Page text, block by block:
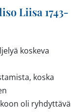
Liisa 1743-
koskeva
koska
oli ryhdyttävä